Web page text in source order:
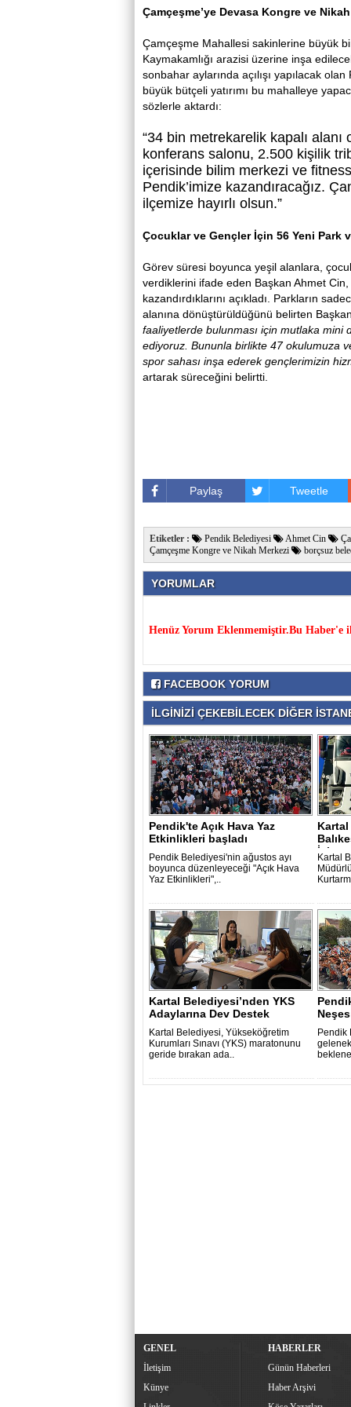
Çamçeşme’ye Devasa Kongre ve
Çamçeşme Mahallesi sakinlerine büyük
Kaymakamlığı arazisi üzerine inşa
sonbahar aylarında açılışı yapılacak
büyük bütçeli yatırımı bu mahalleye
sözlerle aktardı:
“34 bin metrekarelik kapalı
konferans salonu, 2.500 kişilik
içerisinde bilim merkezi ve
Pendik’imize kazandıracağız.
ilçemize hayırlı olsun.”
Çocuklar ve Gençler İçin 56 Yeni Park
Görev süresi boyunca yeşil alanlara,
verdiklerini ifade eden Başkan Ahmet
kazandırdıklarını açıkladı. Parkların
alanına dönüştürüldüğünü belirten
faaliyetlerde bulunması için mutlaka mini
ediyoruz. Bununla birlikte 47 okulumuza
spor sahası inşa ederek gençlerimizin
artarak süreceğini belirtti.
Paylaş Tweetle
Etiketler : Pendik Belediyesi Ahmet Cin
Çamçeşme Kongre ve Nikah Merkezi
borçsuz
YORUMLAR
Henüz Yorum Eklenmemiştir.Bu Haber'e
FACEBOOK YORUM
İLGİNİZİ ÇEKEBİLECEK DİĞER
Pendik'te Açık Hava Yaz
Etkinlikleri başladı
Pendik Belediyesi'nin ağustos ayı
boyunca düzenleyeceği "Açık Hava
Yaz Etkinlikleri",..
İçin..
Kartal
Kartal Belediyesi’nden YKS
Adaylarına Dev Destek
Kartal Belediyesi, Yükseköğretim
Kurumları Sınavı (YKS) maratonunu
geride bırakan ada..
Pendik
GENEL
İletişim
Künye
HABERLER
Günün Haberleri
Haber Arşivi